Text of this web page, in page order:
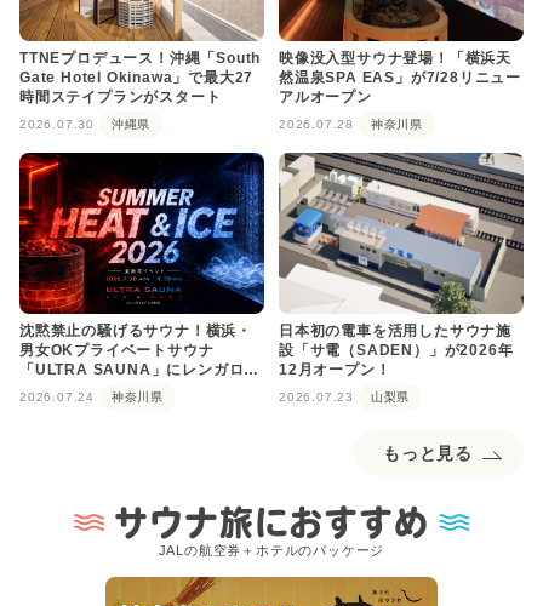
TTNEプロデュース！沖縄「South
Gate Hotel Okinawa」で最大27
時間ステイプランがスタート
2026.07.30 沖縄県
映像没入型サウナ登場！「横浜天
然温泉SPA EAS」が7/28リニュー
アルオープン
2026.07.28 神奈川県
沈黙禁止の騒げるサウナ！横浜・
男女OKプライベートサウナ
「ULTRA SAUNA」にレンガロウ
リュが登場
2026.07.24 神奈川県
日本初の電車を活用したサウナ施
設「サ電（SADEN）」が2026年
12月オープン！
2026.07.23 山梨県
もっと見る
サウナ旅におすすめ
JALの航空券＋ホテルのパッケージ